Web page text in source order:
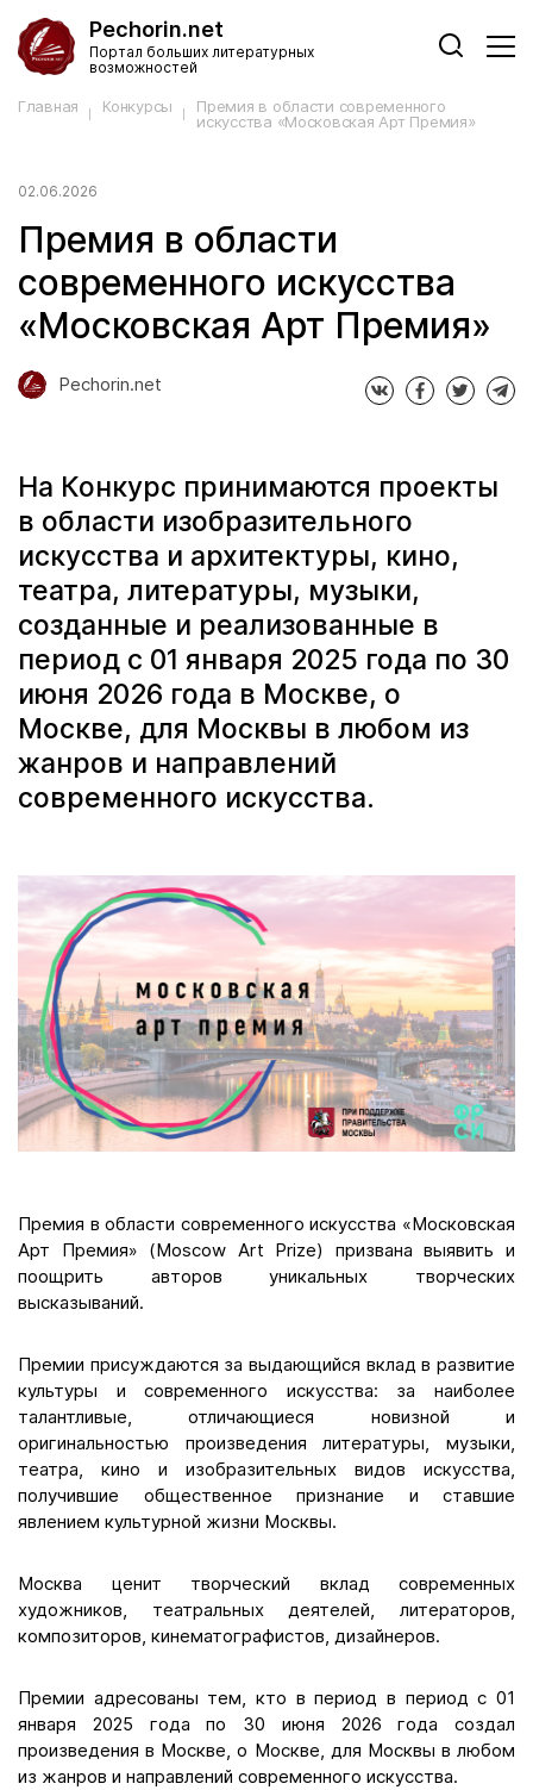
Pechorin.net
Портал больших литературных
возможностей
Главная Конкурсы
Премия в области современного
искусства «Московская Арт Премия»
Премия в области
современного искусства
«Московская Арт Премия»
02.06.2026
Pechorin.net
На Конкурс принимаются проекты
в области изобразительного
искусства и архитектуры, кино,
театра, литературы, музыки,
созданные и реализованные в
период с 01 января 2025 года по 30
июня 2026 года в Москве, о
Москве, для Москвы в любом из
жанров и направлений
современного искусства.
Премия в области современного искусства «Московская
Арт Премия» (Moscow Art Prize) призвана выявить и
поощрить авторов уникальных творческих
высказываний.
Премии присуждаются за выдающийся вклад в развитие
культуры и современного искусства: за наиболее
талантливые, отличающиеся новизной и
оригинальностью произведения литературы, музыки,
театра, кино и изобразительных видов искусства,
получившие общественное признание и ставшие
явлением культурной жизни Москвы.
Москва ценит творческий вклад современных
художников, театральных деятелей, литераторов,
композиторов, кинематографистов, дизайнеров.
Премии адресованы тем, кто в период в период с 01
января 2025 года по 30 июня 2026 года создал
произведения в Москве, о Москве, для Москвы в любом
из жанров и направлений современного искусства.